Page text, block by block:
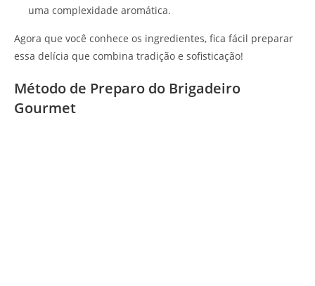
uma complexidade aromática.
Agora que você conhece os ingredientes, fica fácil preparar
essa delícia que combina tradição e sofisticação!
Método de Preparo do Brigadeiro
Gourmet